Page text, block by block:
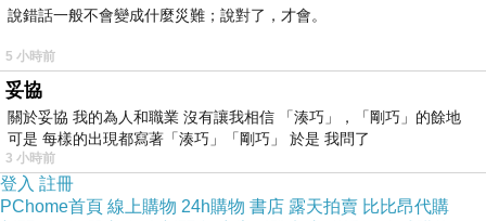
Believe
Children sleeping
snow is softly falling.
Dreams are calling
like bells in the distance.
說錯話一般不會變成什麼災難；說對了，才會。
5 小時前
妥協
關於妥協 我的為人和職業 沒有讓我相信 「湊巧」，「剛巧」的餘地
可是 每樣的出現都寫著「湊巧」「剛巧」 於是 我問了
3 小時前
登入 註冊
PChome首頁 線上購物 24h購物 書店 露天拍賣 比比昂代購